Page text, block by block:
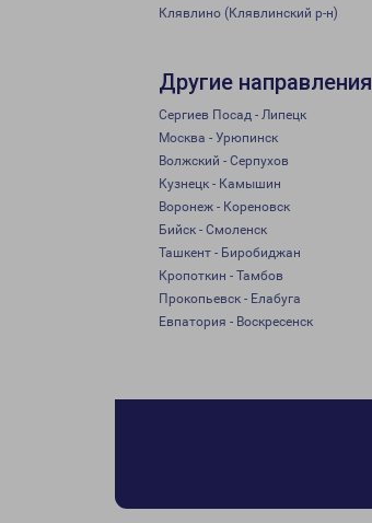
Клявлино (Клявлинский р-н)
Другие направления
Сергиев Посад - Липецк
Москва - Урюпинск
Волжский - Серпухов
Кузнецк - Камышин
Воронеж - Кореновск
Бийск - Смоленск
Ташкент - Биробиджан
Кропоткин - Тамбов
Прокопьевск - Елабуга
Евпатория - Воскресенск